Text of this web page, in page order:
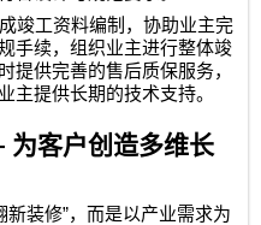
竣工资料编制，协助业主完
手续，组织业主进行整体竣
提供完善的售后质保服务，
主提供长期的技术支持。
为客户创造多维长
新装修”，而是以产业需求为